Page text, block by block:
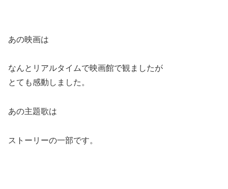
あの映画は
なんとリアルタイムで映画館で観ましたが
とても感動しました。
あの主題歌は
ストーリーの一部です。